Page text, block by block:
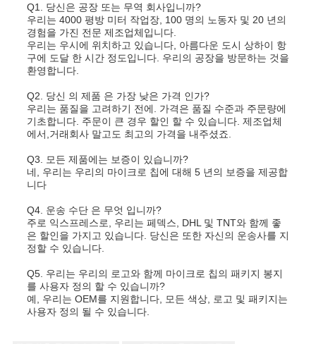
Q1. 당신은 공장 또는 무역 회사입니까?
우리는 4000 평방 미터 작업장, 100 명의 노동자 및 20 년의
경험을 가진 전문 제조업체입니다.
우리는 우시에 위치하고 있습니다, 아름다운 도시 상하이 항
구에 도달 한 시간 정도입니다. 우리의 공장을 방문하는 것을
환영합니다.
Q2. 당신 의 제품 은 가장 낮은 가격 인가?
우리는 품질을 고려하기 전에. 가격은 품질 수준과 주문량에
기초합니다. 주문이 큰 경우 할인 할 수 있습니다. 제조업체
에서,거래회사 말고도 최고의 가격을 내주셨죠.
Q3. 모든 제품에는 보증이 있습니까?
네, 우리는 우리의 마이크로 칩에 대해 5 년의 보증을 제공합
니다
Q4. 운송 수단 은 무엇 입니까?
주로 익스프레스로, 우리는 페덱스, DHL 및 TNT와 함께 좋
은 할인을 가지고 있습니다. 당신은 또한 자신의 운송사를 지
정할 수 있습니다.
Q5. 우리는 우리의 로고와 함께 마이크로 칩의 패키지 봉지
를 사용자 정의 할 수 있습니까?
예, 우리는 OEM를 지원합니다, 모든 색상, 로고 및 패키지는
사용자 정의 될 수 있습니다.